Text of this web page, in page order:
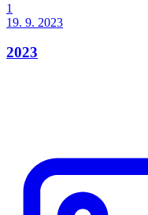
1
19. 9. 2023
2023